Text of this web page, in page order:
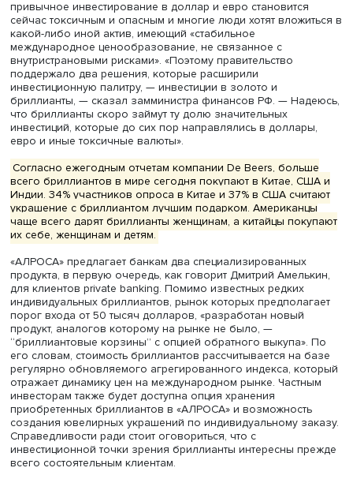
Ценные бумаги, деривативы, инструменты
управления, наконец, доллары и евро сегодня
для российских граждан. Новые возможности у
отношении золота и бриллиантов появились после
1 марта был отменен НДС на драгоценные металлы для
физлиц, с 1 октября нулевая ставка НДС
покупку алмазов и бриллиантов, а продажа
физлицам банками освобождена от налогообложения.
Как говорил в сентябре на Московском финансовом
заместитель министра финансов России Алексей
привычное инвестирование в доллар и евро
сейчас токсичным и опасным и многие люди хотят
какой-либо иной актив, имеющий «стабильное
международное ценообразование, не связанное с
внутристрановыми рисками». «Поэтому правительство
поддержало два решения, которые расширили
инвестиционную палитру, — инвестиции в золото и
бриллианты, — сказал замминистра финансов РФ. —
что бриллианты скоро займут ту долю значительных
инвестиций, которые до сих пор направлялись в
евро и иные токсичные валюты».
Согласно ежегодным отчетам компании De Beers,
всего бриллиантов в мире сегодня покупают в Китае,
Индии. 34% участников опроса в Китае и 37% в США
украшение с бриллиантом лучшим подарком.
чаще всего дарят бриллианты женщинам, а китайцы
их себе, женщинам и детям.